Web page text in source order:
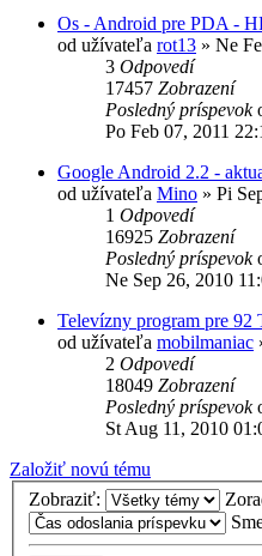
Os - Android pre PDA -
od užívateľa rot13 » Ne
3 Odpovedí
17457 Zobrazení
Posledný príspevok
Po Feb 07, 2011
Google Android 2.2 -
od užívateľa Mino » Pi
1 Odpovedí
16925 Zobrazení
Posledný príspevok
Ne Sep 26, 2010
Televízny program pre 92
od užívateľa mobilmaniac
2 Odpovedí
18049 Zobrazení
Posledný príspevok
St Aug 11, 2010
Založiť novú tému
Zobraziť: